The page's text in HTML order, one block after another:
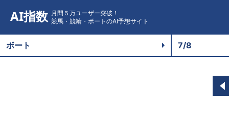
AI指数 月間５万ユーザー突破！
競馬・競輪・ボートのAI予想サイト